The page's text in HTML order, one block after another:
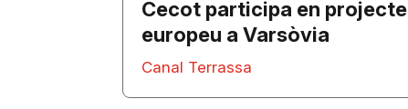
Cecot participa en projecte
europeu a Varsòvia
Canal Terrassa